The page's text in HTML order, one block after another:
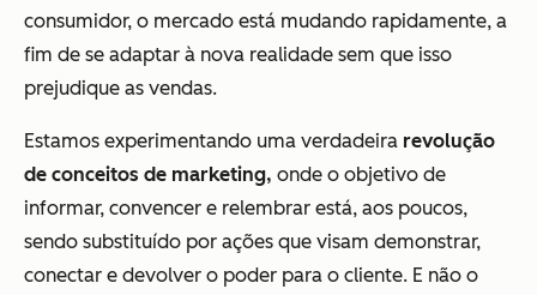
consumidor, o mercado está mudando rapidamente, a
fim de se adaptar à nova realidade sem que isso
prejudique as vendas.
Estamos experimentando uma verdadeira revolução
de conceitos de marketing, onde o objetivo de
informar, convencer e relembrar está, aos poucos,
sendo substituído por ações que visam demonstrar,
conectar e devolver o poder para o cliente. E não o